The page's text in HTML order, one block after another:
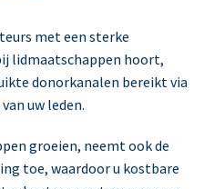
met een sterke
lidmaatschappen hoort,
donorkanalen bereikt via
uw leden.
groeien, neemt ook de
toe, waardoor u kostbare